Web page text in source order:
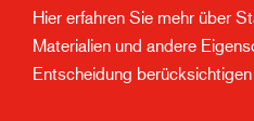
Hier erfahren Sie mehr über
Materialien und andere
Entscheidung